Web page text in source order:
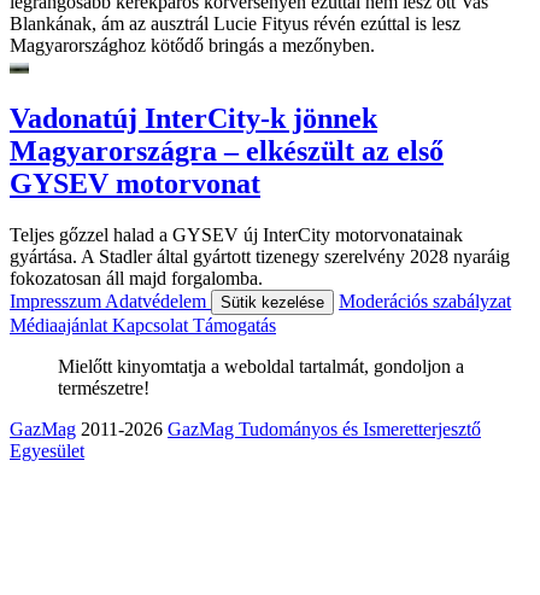
Blankának, ám az ausztrál Lucie Fityus révén ezúttal is lesz
Magyarországhoz kötődő bringás a mezőnyben.
Vadonatúj InterCity-k jönnek
Magyarországra – elkészült az első
GYSEV motorvonat
Teljes gőzzel halad a GYSEV új InterCity motorvonatainak
gyártása. A Stadler által gyártott tizenegy szerelvény 2028 nyaráig
fokozatosan áll majd forgalomba.
Impresszum Adatvédelem Sütik kezelése
Moderációs szabályzat
Médiaajánlat Kapcsolat Támogatás
Mielőtt kinyomtatja a weboldal tartalmát, gondoljon a
természetre!
GazMag 2011-2026 GazMag Tudományos és Ismeretterjesztő
Egyesület